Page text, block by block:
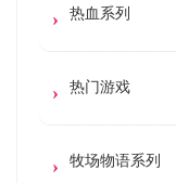
热血系列
热门游戏
牧场物语系列